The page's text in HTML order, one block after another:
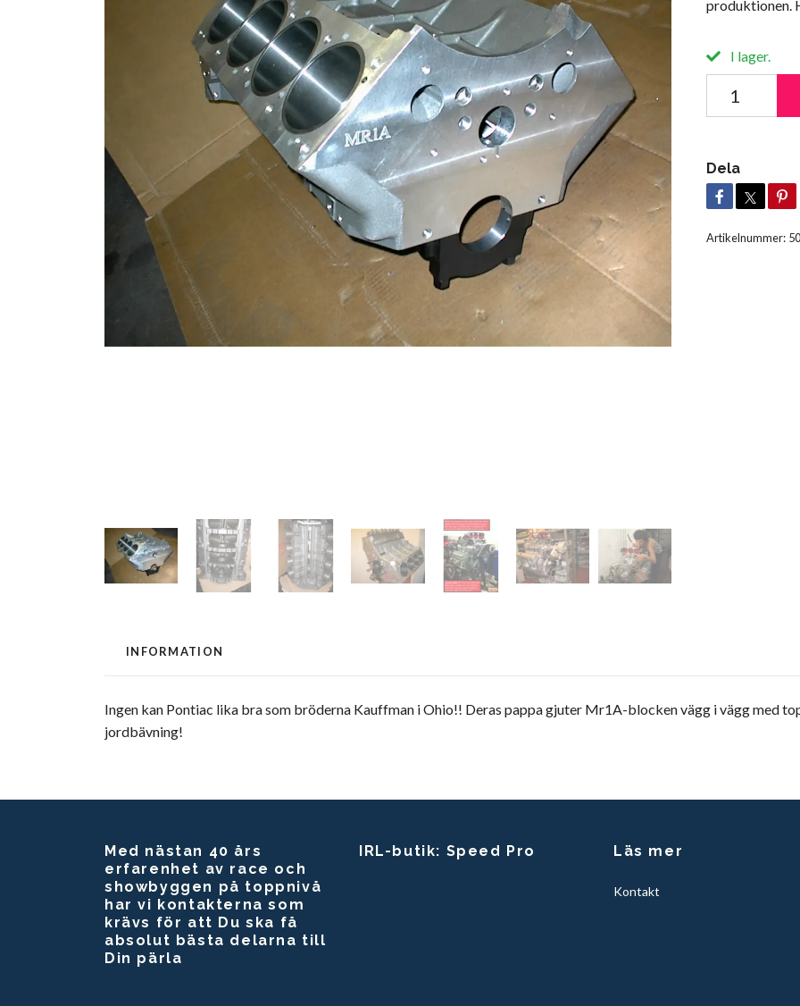
produktionen.
I lager.
Dela
Artikelnummer:
INFORMATION
Ingen kan Pontiac lika bra som bröderna Kauffman i Ohio!! Deras pappa gjuter Mr1A-blocken vägg i vägg med
jordbävning!
Med nästan 40 års
erfarenhet av race och
showbyggen på toppnivå
har vi kontakterna som
krävs för att Du ska få
absolut bästa delarna till
Din pärla
IRL-butik: Speed Pro Läs mer
Kontakt